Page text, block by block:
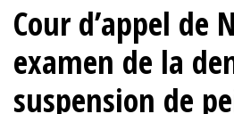
Cour d’appel de
examen de la
suspension de